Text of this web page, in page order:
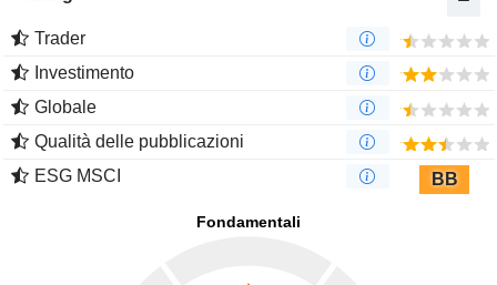
Trader
Investimento
Globale
Qualità delle pubblicazioni
ESG MSCI
BB